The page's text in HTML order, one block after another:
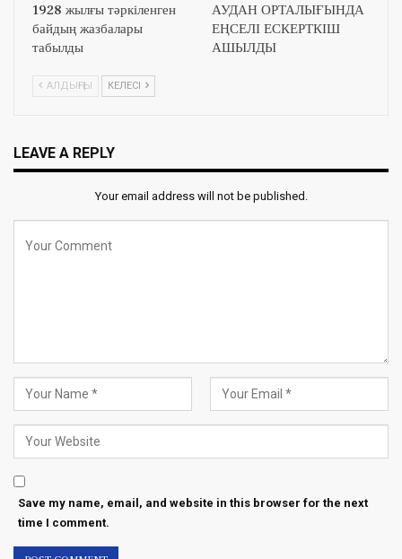
1928 жылғы тәркіленген
байдың жазбалары
табылды
АУДАН ОРТАЛЫҒЫНДА
ЕҢСЕЛІ ЕСКЕРТКІШ
АШЫЛДЫ
АЛДЫҢҒЫ КЕЛЕСІ
LEAVE A REPLY
Your email address will not be published.
Save my name, email, and website in this browser for the next
time I comment.